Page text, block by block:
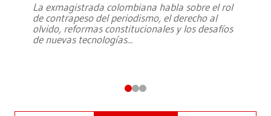
La exmagistrada colombiana habla sobre el rol
de contrapeso del periodismo, el derecho al
olvido, reformas constitucionales y los desafíos
de nuevas tecnologías...